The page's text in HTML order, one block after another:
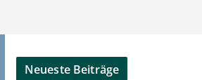
Neueste Beiträge